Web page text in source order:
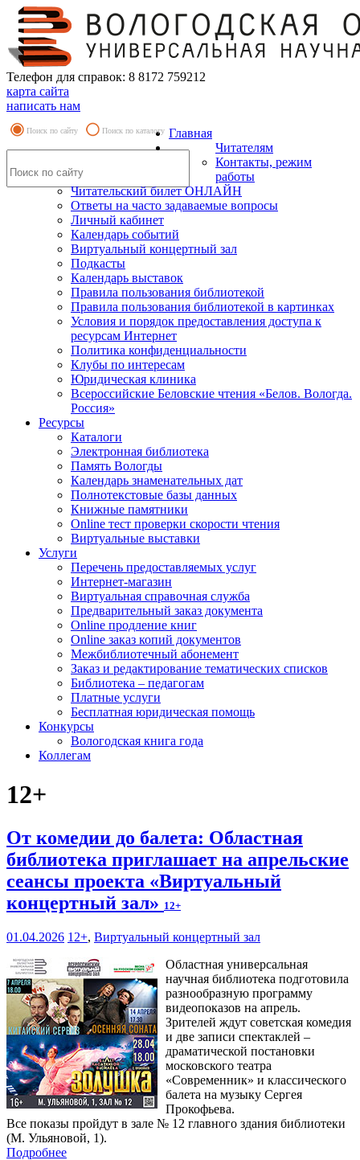
Телефон для справок: 8 8172 759212
карта сайта
написать нам
Поиск по сайту Поиск по каталогу Главная
Читателям
Контакты, режим
работы
Читательский билет ОНЛАЙН
Ответы на часто задаваемые вопросы
Личный кабинет
Календарь событий
Виртуальный концертный зал
Подкасты
Календарь выставок
Правила пользования библиотекой
Правила пользования библиотекой в картинках
Условия и порядок предоставления доступа к
ресурсам Интернет
Политика конфиденциальности
Клубы по интересам
Юридическая клиника
Всероссийские Беловские чтения «Белов. Вологда.
Россия»
Ресурсы
Каталоги
Электронная библиотека
Память Вологды
Календарь знаменательных дат
Полнотекстовые базы данных
Книжные памятники
Online тест проверки скорости чтения
Виртуальные выставки
Услуги
Перечень предоставляемых услуг
Интернет-магазин
Виртуальная справочная служба
Предварительный заказ документа
Online продление книг
Online заказ копий документов
Межбиблиотечный абонемент
Заказ и редактирование тематических списков
Библиотека – педагогам
Платные услуги
Бесплатная юридическая помощь
Конкурсы
Вологодская книга года
Коллегам
12+
От комедии до балета: Областная
библиотека приглашает на апрельские
сеансы проекта «Виртуальный
концертный зал» 12+
01.04.2026 12+, Виртуальный концертный зал
Областная универсальная
научная библиотека подготовила
разнообразную программу
видеопоказов на апрель.
Зрителей ждут советская комедия
и две записи спектаклей –
драматической постановки
московского театра
«Современник» и классического
балета на музыку Сергея
Прокофьева.
Все показы пройдут в зале № 12 главного здания библиотеки
(М. Ульяновой, 1).
Подробнее